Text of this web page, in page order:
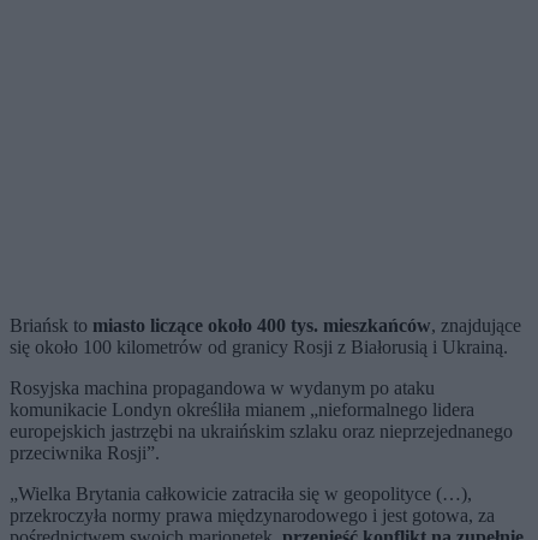
Briańsk to miasto liczące około 400 tys. mieszkańców, znajdujące
się około 100 kilometrów od granicy Rosji z Białorusią i Ukrainą.
Rosyjska machina propagandowa w wydanym po ataku
komunikacie Londyn określiła mianem „nieformalnego lidera
europejskich jastrzębi na ukraińskim szlaku oraz nieprzejednanego
przeciwnika Rosji”.
„Wielka Brytania całkowicie zatraciła się w geopolityce (…),
przekroczyła normy prawa międzynarodowego i jest gotowa, za